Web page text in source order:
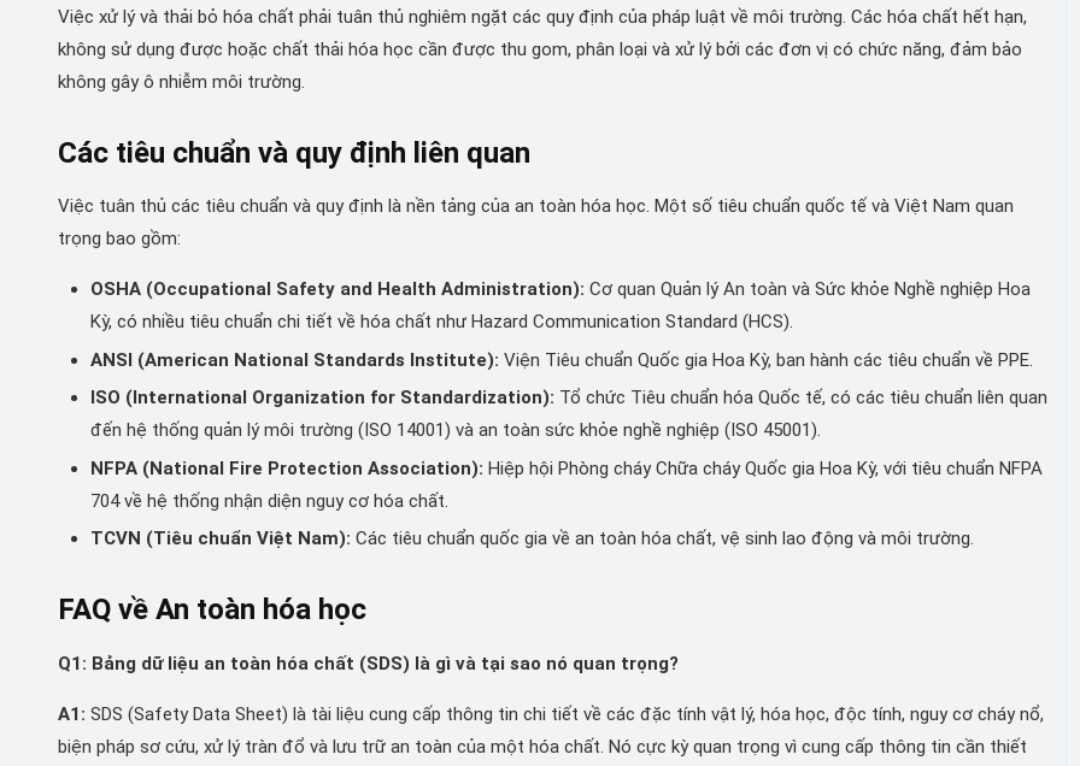
Việc xử lý và thải bỏ hóa chất phải tuân thủ nghiêm ngặt các quy định của pháp luật về môi trường. Các hóa chất hết hạn,
không sử dụng được hoặc chất thải hóa học cần được thu gom, phân loại và xử lý bởi các đơn vị có chức năng, đảm bảo
không gây ô nhiễm môi trường.
Các tiêu chuẩn và quy định liên quan
Việc tuân thủ các tiêu chuẩn và quy định là nền tảng của an toàn hóa học. Một số tiêu chuẩn quốc tế và Việt Nam quan
trọng bao gồm:
OSHA (Occupational Safety and Health Administration): Cơ quan Quản lý An toàn và Sức khỏe Nghề nghiệp Hoa
Kỳ, có nhiều tiêu chuẩn chi tiết về hóa chất như Hazard Communication Standard (HCS).
ANSI (American National Standards Institute): Viện Tiêu chuẩn Quốc gia Hoa Kỳ, ban hành các tiêu chuẩn về PPE.
ISO (International Organization for Standardization): Tổ chức Tiêu chuẩn hóa Quốc tế, có các tiêu chuẩn liên quan
đến hệ thống quản lý môi trường (ISO 14001) và an toàn sức khỏe nghề nghiệp (ISO 45001).
NFPA (National Fire Protection Association): Hiệp hội Phòng cháy Chữa cháy Quốc gia Hoa Kỳ, với tiêu chuẩn NFPA
704 về hệ thống nhận diện nguy cơ hóa chất.
TCVN (Tiêu chuẩn Việt Nam): Các tiêu chuẩn quốc gia về an toàn hóa chất, vệ sinh lao động và môi trường.
FAQ về An toàn hóa học
Q1: Bảng dữ liệu an toàn hóa chất (SDS) là gì và tại sao nó quan trọng?
A1: SDS (Safety Data Sheet) là tài liệu cung cấp thông tin chi tiết về các đặc tính vật lý, hóa học, độc tính, nguy cơ cháy nổ,
biện pháp sơ cứu, xử lý tràn đổ và lưu trữ an toàn của một hóa chất. Nó cực kỳ quan trọng vì cung cấp thông tin cần thiết